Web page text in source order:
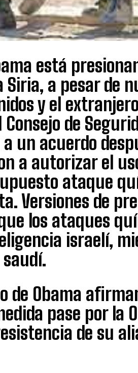
está
a pesar de
y el
de
un acuerdo
a autorizar el
ataque
Versiones de
los ataques
israelí,
de Obama
pase por la
de su